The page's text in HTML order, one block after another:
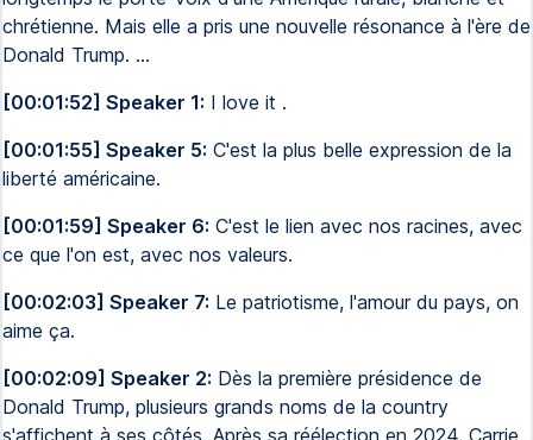
chrétienne. Mais elle a pris une nouvelle résonance à l'ère de
Donald Trump. ...
[00:01:52] Speaker 1: I love it .
[00:01:55] Speaker 5: C'est la plus belle expression de la
liberté américaine.
[00:01:59] Speaker 6: C'est le lien avec nos racines, avec
ce que l'on est, avec nos valeurs.
[00:02:03] Speaker 7: Le patriotisme, l'amour du pays, on
aime ça.
[00:02:09] Speaker 2: Dès la première présidence de
Donald Trump, plusieurs grands noms de la country
s'affichent à ses côtés. Après sa réélection en 2024, Carrie